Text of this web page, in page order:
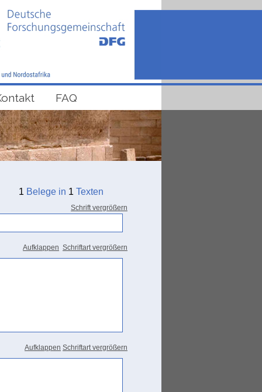
FAQ
1 Belege in 1 Texten
Schrift vergrößern
Aufklappen Schriftart vergrößern
Aufklappen Schriftart vergrößern